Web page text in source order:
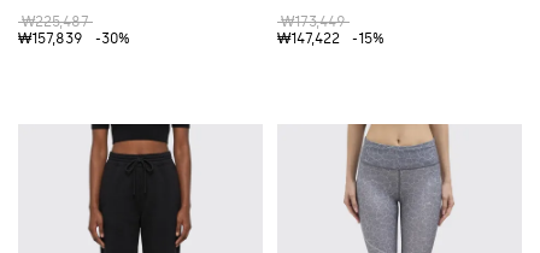
₩225,487
₩157,839
-30%
₩173,449
₩147,422
-15%